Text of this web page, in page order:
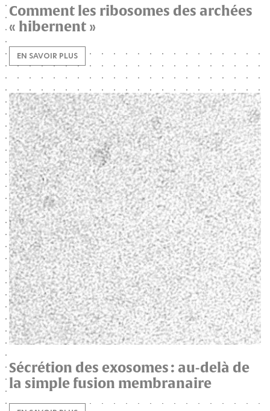
Comment les ribosomes des archées
« hibernent »
EN SAVOIR PLUS
Sécrétion des exosomes : au-delà de
la simple fusion membranaire